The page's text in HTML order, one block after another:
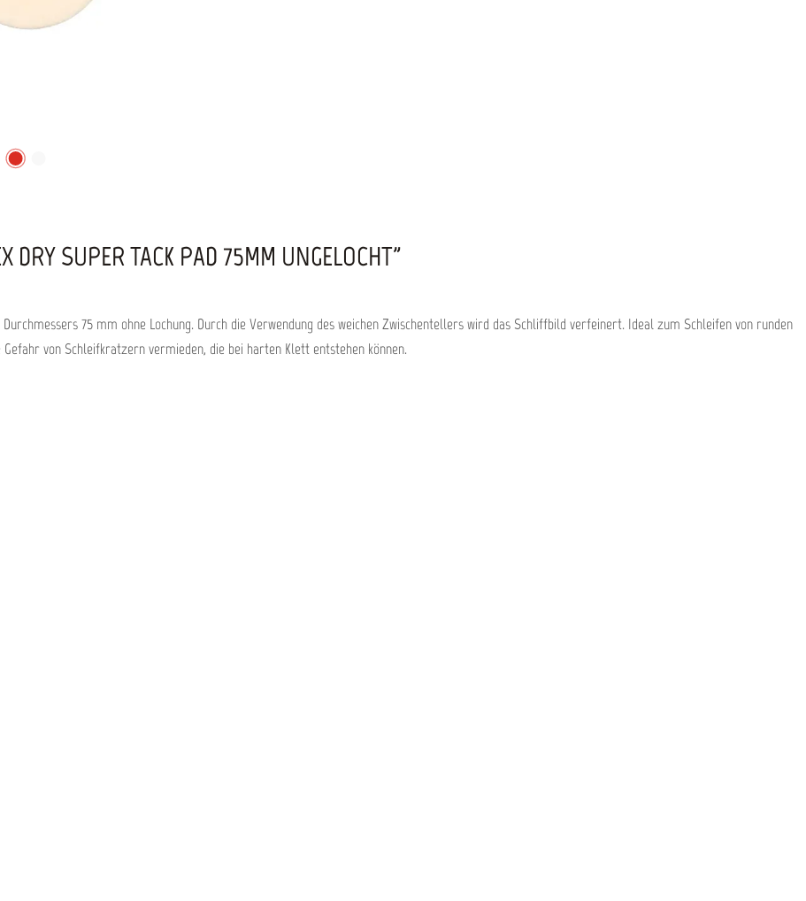
DRY SUPER TACK PAD 75MM UNGELOCHT"
75 mm ohne Lochung. Durch die Verwendung des weichen Zwischentellers wird das Schliffbild verfeinert. Ideal zum Schleifen von runden
von Schleifkratzern vermieden, die bei harten Klett entstehen können.